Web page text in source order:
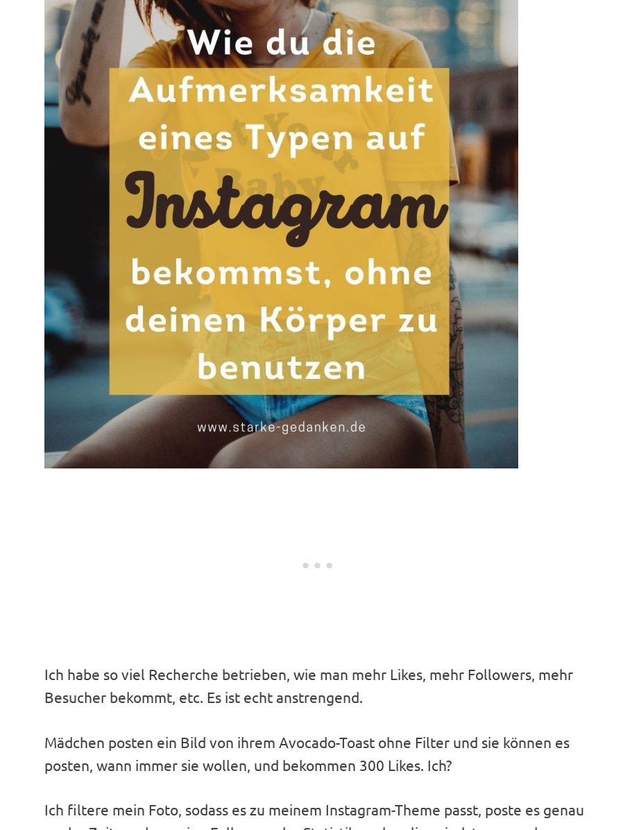
Ich habe so viel Recherche betrieben, wie man mehr Likes, mehr Followers, mehr
Besucher bekommt, etc. Es ist echt anstrengend.
Mädchen posten ein Bild von ihrem Avocado-Toast ohne Filter und sie können es
posten, wann immer sie wollen, und bekommen 300 Likes. Ich?
Ich filtere mein Foto, sodass es zu meinem Instagram-Theme passt, poste es genau